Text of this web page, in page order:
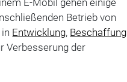
Betrieb von
in Entwicklung, Beschaffung
Verbesserung der